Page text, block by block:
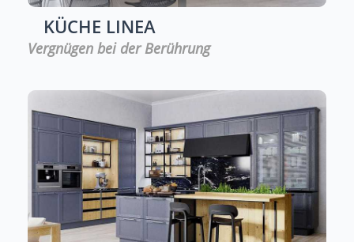
KÜCHE LINEA
Vergnügen bei der Berührung